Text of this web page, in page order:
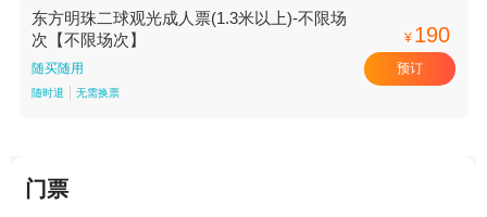
东方明珠二球观光成人票(1.3米以上)-不限场
次【不限场次】
随买随用
随时退 无需换票
¥ 190
预订
门票